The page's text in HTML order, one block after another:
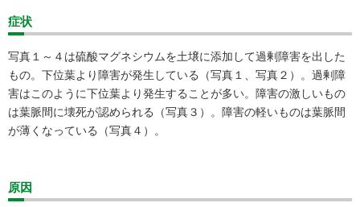
症状
写真１～４は硫酸マグネシウムを土壌に添加して過剰障害を出した
もの。下位葉より障害が発生している（写真１、写真２）。過剰障
害はこのように下位葉より発生することが多い。障害の激しいもの
は葉脈間に壊死が認められる（写真３）。障害の軽いものは葉脈間
が薄くなっている（写真４）。
原因